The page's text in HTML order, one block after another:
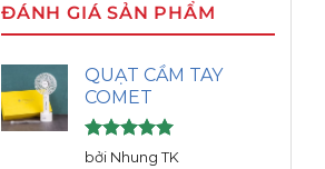
ĐÁNH GIÁ SẢN PHẨM
QUẠT CẦM TAY
COMET
Được xếp
bởi Nhung TK